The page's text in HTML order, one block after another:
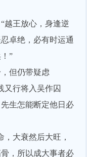
王放心，身逢逆
卓绝，必有时运通
”
但仍带疑虑
又行将入吴作囚
生怎能断定他日必
大衰然后大旺，
，所以成大事者必